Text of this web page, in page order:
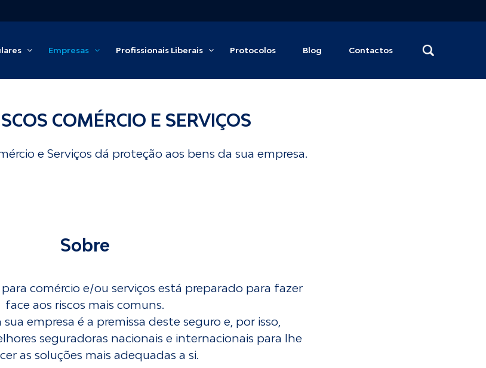
Empresas Profissionais Liberais Protocolos Blog Contactos
COMÉRCIO E SERVIÇOS
e Serviços dá proteção aos bens da sua empresa.
Sobre
comércio e/ou serviços está preparado para fazer
face aos riscos mais comuns.
empresa é a premissa deste seguro e, por isso,
seguradoras nacionais e internacionais para lhe
as soluções mais adequadas a si.